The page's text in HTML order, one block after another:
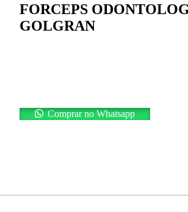
FORCEPS
GOLGRAN
Comprar no Whatsapp